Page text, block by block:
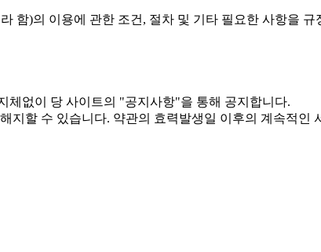
함)의 이용에 관한 조건, 절차 및 기타 필요한 사항을 규
체없이 당 사이트의 "공지사항"을 통해 공지합니다.
할 수 있습니다. 약관의 효력발생일 이후의 계속적인